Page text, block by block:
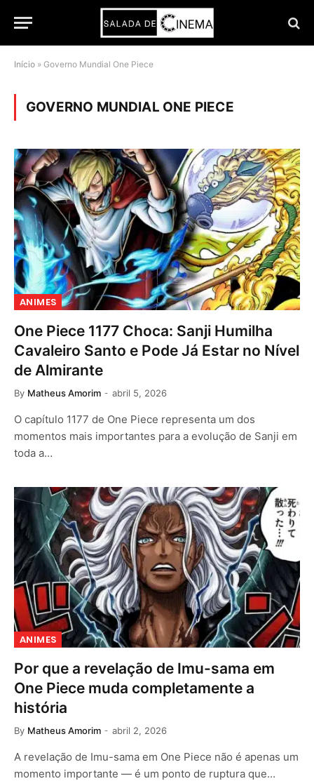
Início » Governo Mundial One Piece
GOVERNO MUNDIAL ONE PIECE
ANIMES
One Piece 1177 Choca: Sanji Humilha
Cavaleiro Santo e Pode Já Estar no Nível
de Almirante
By Matheus Amorim abril 5, 2026
O capítulo 1177 de One Piece representa um dos
momentos mais importantes para a evolução de Sanji em
toda a…
ANIMES
Por que a revelação de Imu-sama em
One Piece muda completamente a
história
By Matheus Amorim abril 2, 2026
A revelação de Imu-sama em One Piece não é apenas um
momento importante — é um ponto de ruptura que…